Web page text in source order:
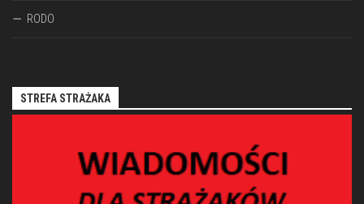
RODO
STREFA STRAŻAKA